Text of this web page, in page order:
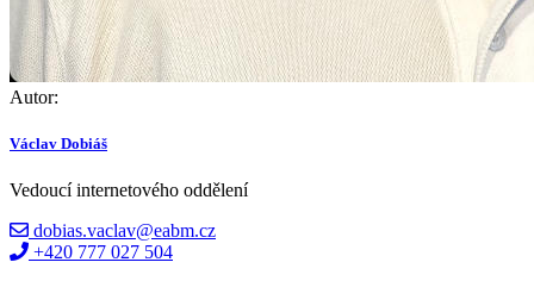
Autor:
Václav Dobiáš
Vedoucí internetového oddělení
dobias.vaclav@eabm.cz
+420 777 027 504